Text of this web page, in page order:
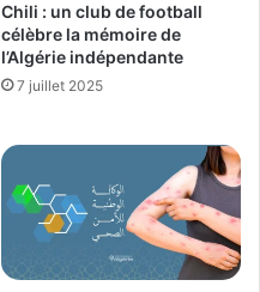
Chili : un club de football
célèbre la mémoire de
l’Algérie indépendante
7 juillet 2025